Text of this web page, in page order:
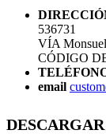
536731
VÍA
CÓDIGO
email
DESCARGAR